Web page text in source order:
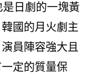
日劇的一塊黃
國的月火劇主
員陣容強大且
定的質量保